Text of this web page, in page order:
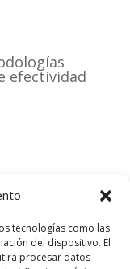
tecnologías como las
del dispositivo. El
procesar datos
efectividad
de la